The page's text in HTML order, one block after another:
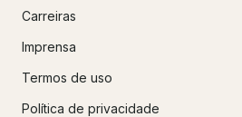
Carreiras
Imprensa
Termos de uso
Política de privacidade